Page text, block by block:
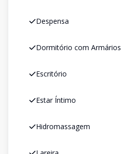
Despensa
Dormitório com Armários
Escritório
Estar Íntimo
Hidromassagem